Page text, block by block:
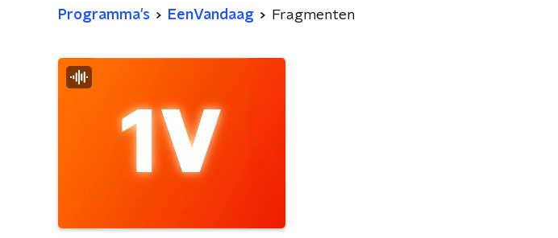
Programma's EenVandaag Fragmenten